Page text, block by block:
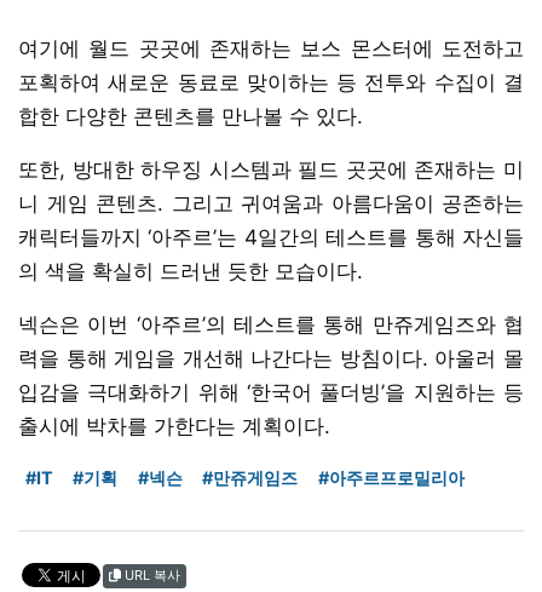
여기에 월드 곳곳에 존재하는 보스 몬스터에 도전하고
포획하여 새로운 동료로 맞이하는 등 전투와 수집이 결
합한 다양한 콘텐츠를 만나볼 수 있다.
또한, 방대한 하우징 시스템과 필드 곳곳에 존재하는 미
니 게임 콘텐츠. 그리고 귀여움과 아름다움이 공존하는
캐릭터들까지 ‘아주르’는 4일간의 테스트를 통해 자신들
의 색을 확실히 드러낸 듯한 모습이다.
넥슨은 이번 ‘아주르’의 테스트를 통해 만쥬게임즈와 협
력을 통해 게임을 개선해 나간다는 방침이다. 아울러 몰
입감을 극대화하기 위해 ‘한국어 풀더빙’을 지원하는 등
출시에 박차를 가한다는 계획이다.
#IT #기획 #넥슨 #만쥬게임즈 #아주르프로밀리아
URL 복사